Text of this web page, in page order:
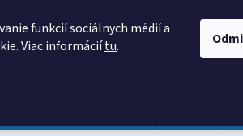
funkcií sociálnych médií a
Viac informáciítu.